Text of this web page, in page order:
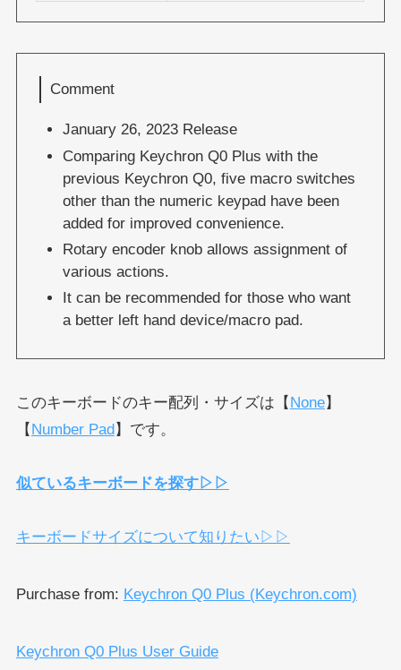
Comment
January 26, 2023 Release
Comparing Keychron Q0 Plus with the
previous Keychron Q0, five macro switches
other than the numeric keypad have been
added for improved convenience.
Rotary encoder knob allows assignment of
various actions.
It can be recommended for those who want
a better left hand device/macro pad.
このキーボードのキー配列・サイズは【 None】
【 Number Pad】です。
似ているキーボードを探す▷▷
キーボードサイズについて知りたい▷▷
Purchase from: Keychron Q0 Plus (Keychron.com)
Keychron Q0 Plus User Guide